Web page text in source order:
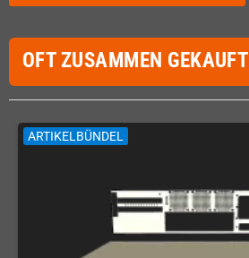
OFT ZUSAMMEN GEKAUFT
ARTIKELBÜNDEL